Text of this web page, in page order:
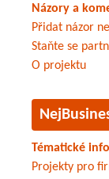
Názory a
Přidat názor
Staňte se
O projektu
Tématické
Projekty pro